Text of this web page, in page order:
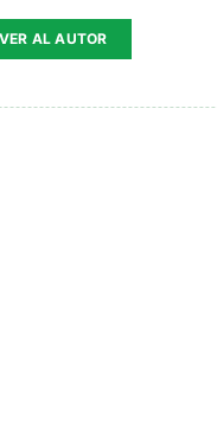
VER AL AUTOR